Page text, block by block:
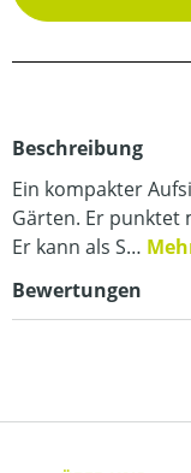
Beschreibung
Ein kompakter
Gärten. Er punktet
Er kann als S…
Bewertungen